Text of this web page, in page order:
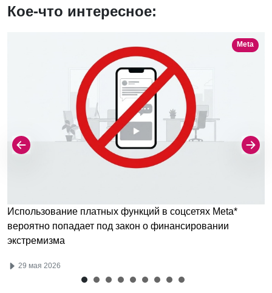
Кое-что интересное:
Meta
Использование платных функций в соцсетях Meta*
вероятно попадает под закон о финансировании
экстремизма
29 мая 2026